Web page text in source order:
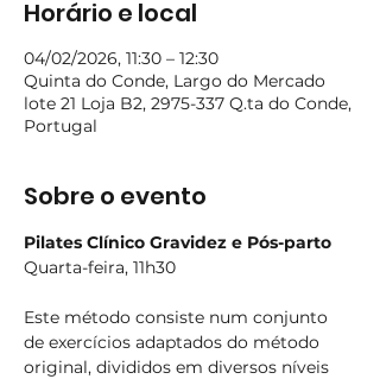
Horário e local
04/02/2026, 11:30 – 12:30
Quinta do Conde, Largo do Mercado
lote 21 Loja B2, 2975-337 Q.ta do Conde,
Portugal
Sobre o evento
Pilates Clínico Gravidez e Pós-parto
Quarta-feira, 11h30
Este método consiste num conjunto
de exercícios adaptados do método
original, divididos em diversos níveis